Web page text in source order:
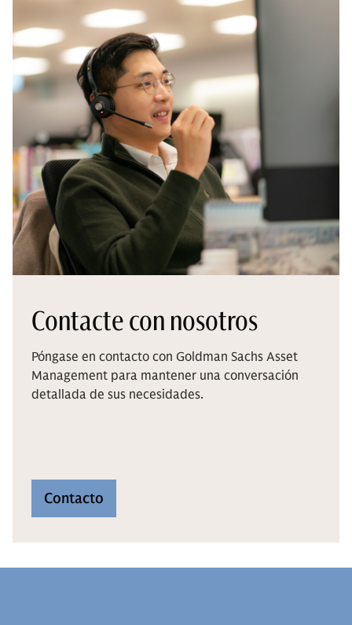
Contacte con nosotros
Póngase en contacto con Goldman Sachs Asset
Management para mantener una conversación
detallada de sus necesidades.
Contacto